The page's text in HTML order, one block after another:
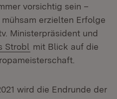
vorsichtig sein –
erzielten Erfolge
Ministerpräsident und
Strobl mit Blick auf die
wird die Endrunde der